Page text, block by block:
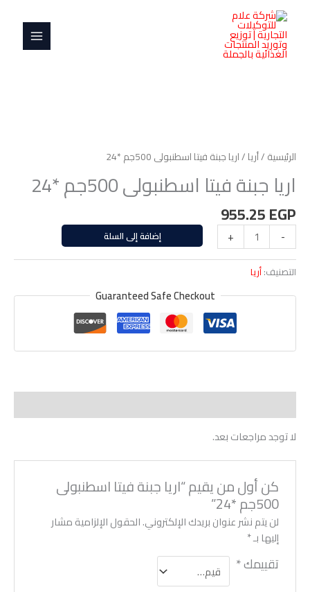
المحتوى
MENU
الرئيسية /أريا / اريا جبنة فيتا اسطنبولى 500جم *24
اريا جبنة فيتا اسطنبولى 500جم *24
955.25EGP
-
جبنة
فيتا
اسطنبولى
500جم
*24
+
إضافة إلى السلة
التصنيف:أريا
Guaranteed Safe Checkout
لا توجد مراجعات بعد.
كن أول من يقيم “اريا جبنة فيتا اسطنبولى
500جم *24”
لن يتم نشر عنوان بريدك الإلكتروني.الحقول الإلزامية مشار
إليها بـ*
تقييمك*
فيتا
اسطنبولى
500جم